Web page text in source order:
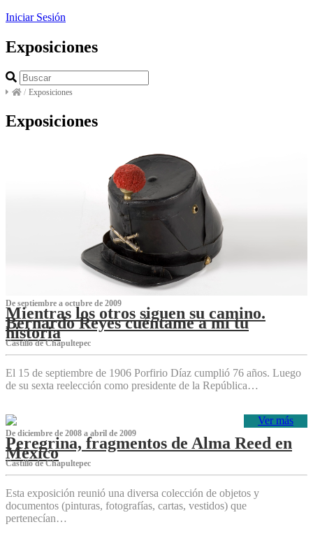
Iniciar Sesión
Exposiciones
/ Exposiciones
Exposiciones
De septiembre a octubre de 2009
Mientras los otros siguen su camino.
Bernardo Reyes cuéntame a mí tu
historia
Castillo de Chapultepec
El 15 de septiembre de 1906 Porfirio Díaz cumplió 76 años. Luego
de su sexta reelección como presidente de la República…
Ver más
De diciembre de 2008 a abril de 2009
Peregrina, fragmentos de Alma Reed en
México
Castillo de Chapultepec
Esta exposición reunió una diversa colección de objetos y
documentos (pinturas, fotografías, cartas, vestidos) que
pertenecían…